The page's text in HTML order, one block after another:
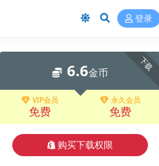
登录
下载
6.6金币
VIP会员
免费
永久会员
免费
购买下载权限